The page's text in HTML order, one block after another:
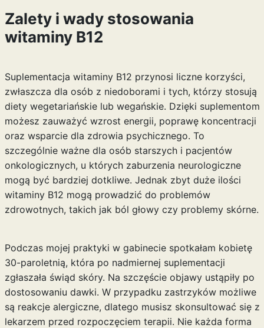
Zalety i wady stosowania
witaminy B12
Suplementacja witaminy B12 przynosi liczne korzyści,
zwłaszcza dla osób z niedoborami i tych, którzy stosują
diety wegetariańskie lub wegańskie. Dzięki suplementom
możesz zauważyć wzrost energii, poprawę koncentracji
oraz wsparcie dla zdrowia psychicznego. To
szczególnie ważne dla osób starszych i pacjentów
onkologicznych, u których zaburzenia neurologiczne
mogą być bardziej dotkliwe. Jednak zbyt duże ilości
witaminy B12 mogą prowadzić do problemów
zdrowotnych, takich jak ból głowy czy problemy skórne.
Podczas mojej praktyki w gabinecie spotkałam kobietę
30-paroletnią, która po nadmiernej suplementacji
zgłaszała świąd skóry. Na szczęście objawy ustąpiły po
dostosowaniu dawki. W przypadku zastrzyków możliwe
są reakcje alergiczne, dlatego musisz skonsultować się z
lekarzem przed rozpoczęciem terapii. Nie każda forma